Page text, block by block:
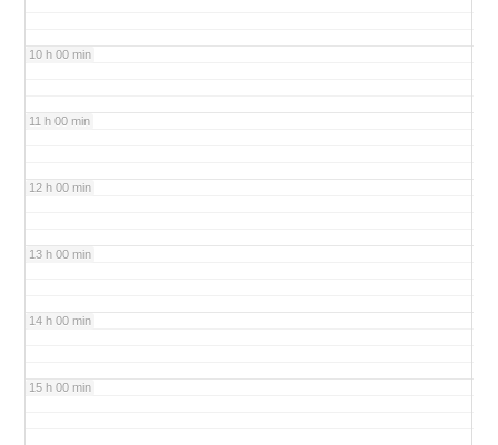
10 h 00 min
11 h 00 min
12 h 00 min
13 h 00 min
14 h 00 min
15 h 00 min